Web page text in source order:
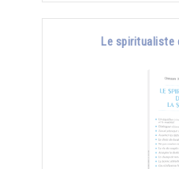
Le spiritualiste